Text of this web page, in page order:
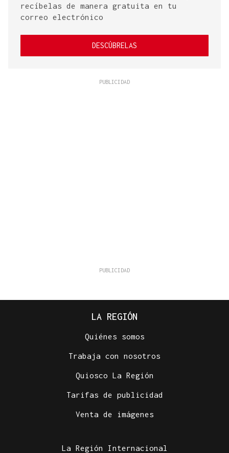
recíbelas de manera gratuita en tu
correo electrónico
DESCÚBRELAS
LA REGIÓN
Quiénes somos
Trabaja con nosotros
Quiosco La Región
Tarifas de publicidad
Venta de imágenes
La Región Internacional